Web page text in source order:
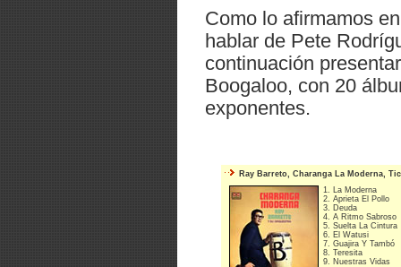
Como lo afirmamos
hablar de Pete
continuación
Boogaloo, con 20
exponentes.
Ray Barreto, Charanga La Moderna,
1. La Moderna
2. Aprieta El Pollo
3. Deuda
4. A Ritmo Sabroso
5. Suelta La Cintura
6. El Watusi
7. Guajira Y Tambó
8. Teresita
9. Nuestras Vidas